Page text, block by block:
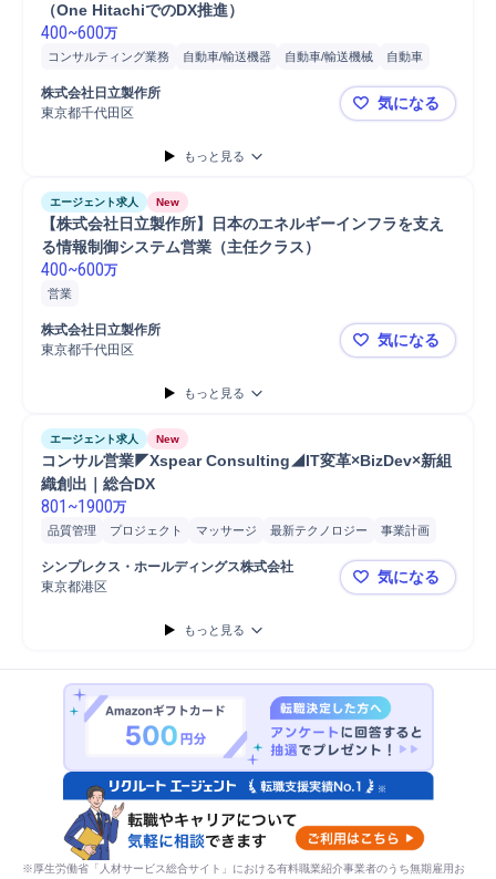
（One HitachiでのDX推進）
400~600万
コンサルティング業務 自動車/輸送機器 自動車/輸送機械
自動車
営業
分析 コンサルタント
株式会社日立製作所
東京都千代田区
【日立製作
気になる
もっと見る
エージェント求人 New
【株式会社日立製作所】日本のエネルギーインフラを支え
る情報制御システム営業（主任クラス）
400~600万
営業
株式会社日立製作所
東京都千代田区
【株式会社
気になる
もっと見る
エージェント求人 New
コンサル営業◤Xspear Consulting◢IT変革×BizDev×新組
織創出｜総合DX
801 ~1900万
品質管理 プロジェクト マッサージ 最新テクノロジー
事業計画
新規事業
マネジメント
分析
営業
ボディケア/マッサージ
シンプレクス・ホールディングス株式会社
東京都港区
コンサル営
気になる
もっと見る
※厚生労働省「人材サービス総合サイト」における有料職業紹介事業者のうち無期雇用お